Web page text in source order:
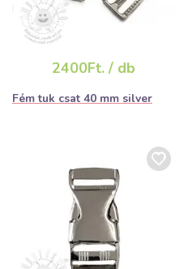
2400Ft. / db
Fém tuk csat 40 mm silver